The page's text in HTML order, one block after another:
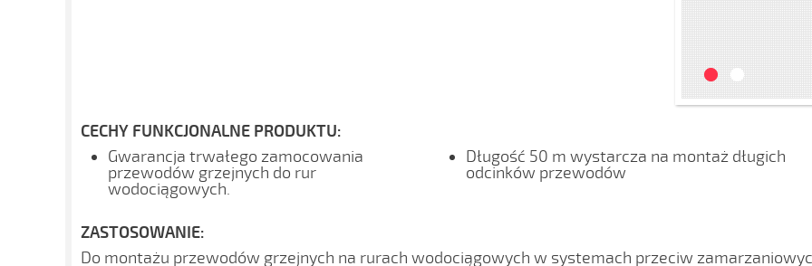
CECHY FUNKCJONALNE PRODUKTU:
Gwarancja trwałego zamocowania
przewodów grzejnych do rur
wodociągowych.
Długość 50 m wystarcza na montaż długich
odcinków przewodów
ZASTOSOWANIE:
Do montażu przewodów grzejnych na rurach wodociągowych w systemach przeciw